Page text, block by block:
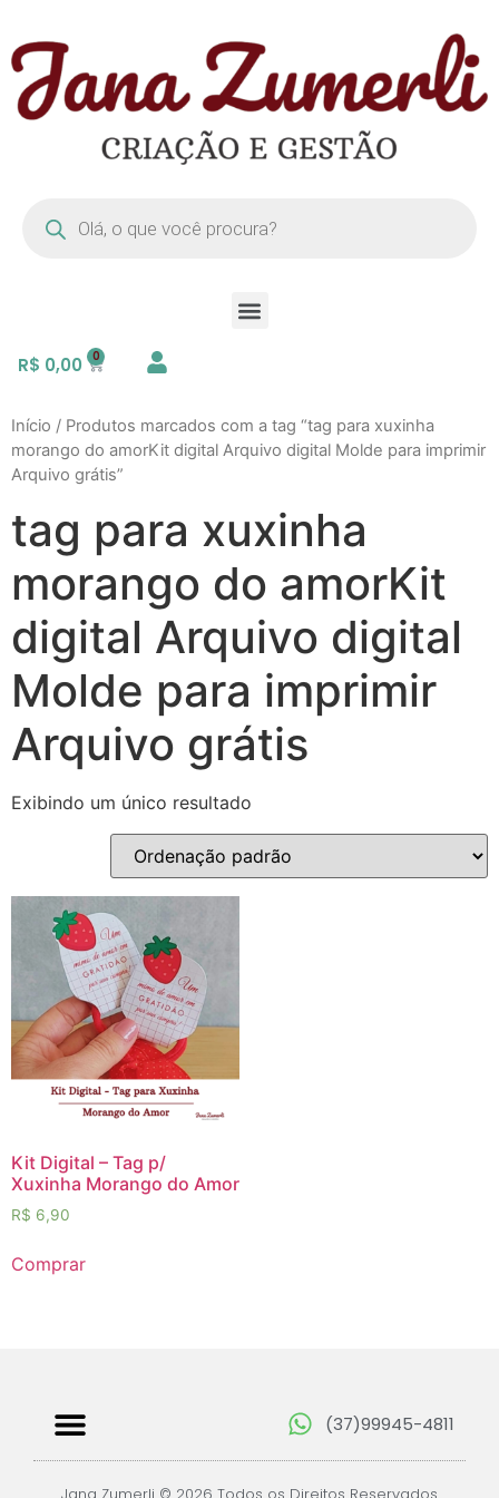
R$ 0,00
Início / Produtos marcados com a tag “tag para xuxinha
morango do amorKit digital Arquivo digital Molde para imprimir
Arquivo grátis”
tag para xuxinha
morango do amorKit
digital Arquivo digital
Molde para imprimir
Arquivo grátis
Exibindo um único resultado
Kit Digital – Tag p/
Xuxinha Morango do Amor
R$ 6,90
Comprar
(37)99945-4811